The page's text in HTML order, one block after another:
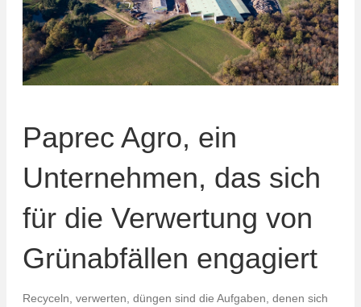
Paprec Agro, ein
Unternehmen, das sich
für die Verwertung von
Grünabfällen engagiert
Recyceln, verwerten, düngen sind die Aufgaben, denen sich